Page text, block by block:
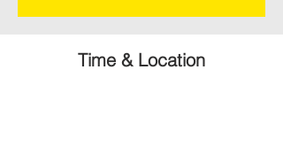
Time & Location